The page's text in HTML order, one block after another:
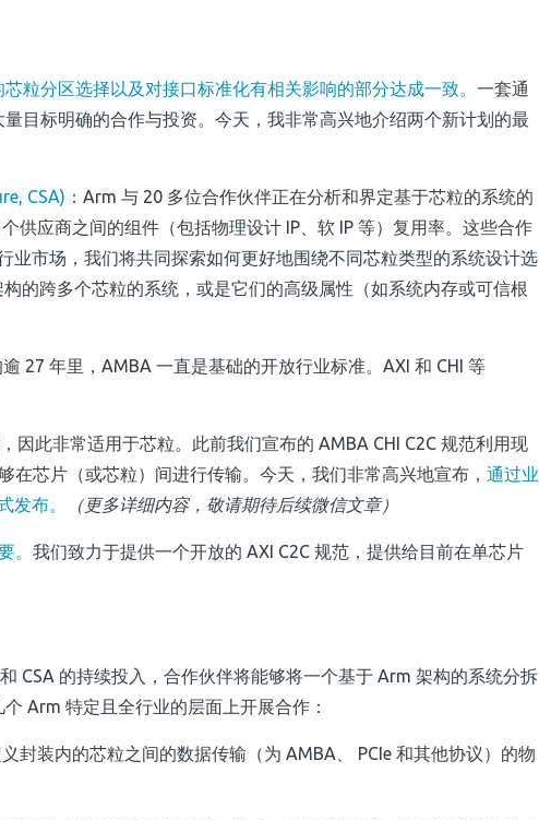
粒分区选择以及对接口标准化有相关影响的部分达成一致。 一套通
目标明确的合作与投资。今天，我非常高兴地介绍两个新计划的最
CSA) ： Arm 与 20 多位合作伙伴正在分析和界定基于芯粒的系统的
供应商之间的组件（包括物理设计 IP、软 IP 等）复用率。这些合作
业市场，我们将共同探索如何更好地围绕不同芯粒类型的系统设计选
的跨多个芯粒的系统，或是它们的高级属性（如系统内存或可信根
27 年里，AMBA 一直是基础的开放行业标准。AXI 和 CHI 等
因此非常适用于芯粒。此前我们宣布的 AMBA CHI C2C 规范利用现
在芯片（或芯粒）间进行传输。今天，我们非常高兴地宣布， 通过业
发布。
（更多详细内容，敬请期待后续微信文章）
。 我们致力于提供一个开放的 AXI C2C 规范，提供给目前在单芯片
CSA 的持续投入，合作伙伴将能够将一个基于 Arm 架构的系统分拆
Arm 特定且全行业的层面上开展合作：
封装内的芯粒之间的数据传输（为 AMBA、 PCIe 和其他协议）的物